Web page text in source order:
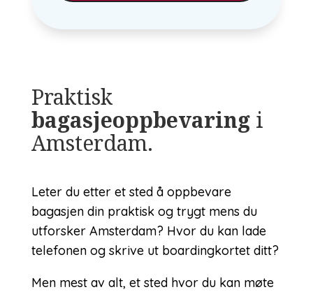
Praktisk
bagasjeoppbevaringi
Amsterdam.
Leter du etter et sted å oppbevare
bagasjen din praktisk og trygt mens du
utforsker Amsterdam? Hvor du kan lade
telefonen og skrive ut boardingkortet ditt?
Men mest av alt, et sted hvor du kan møte